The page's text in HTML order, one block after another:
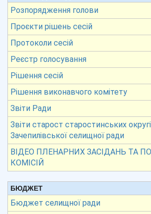
Розпорядження голови
Проєкти рішень сесій
Протоколи сесій
Реєстр голосування
Рішення сесій
Рішення виконавчого комітету
Звіти Ради
Звіти старост старостинських
Зачепилівської селищної ради
ВІДЕО ПЛЕНАРНИХ ЗАСІДАНЬ ТА
КОМІСІЙ
БЮДЖЕТ
Бюджет селищної ради